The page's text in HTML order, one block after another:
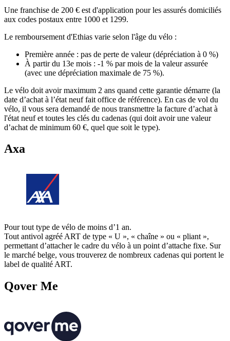
Une franchise de 200 € est d'application pour les assurés domiciliés
aux codes postaux entre 1000 et 1299.
Le remboursement d'Ethias varie selon l'âge du vélo :
Première année : pas de perte de valeur (dépréciation à 0 %)
À partir du 13e mois : -1 % par mois de la valeur assurée
(avec une dépréciation maximale de 75 %).
Le vélo doit avoir maximum 2 ans quand cette garantie démarre (la
date d’achat à l’état neuf fait office de référence). En cas de vol du
vélo, il vous sera demandé de nous transmettre la facture d’achat à
l'état neuf et toutes les clés du cadenas (qui doit avoir une valeur
d’achat de minimum 60 €, quel que soit le type).
Axa
Pour tout type de vélo de moins d’1 an.
Tout antivol agréé ART de type « U », « chaîne » ou « pliant »,
permettant d’attacher le cadre du vélo à un point d’attache fixe. Sur
le marché belge, vous trouverez de nombreux cadenas qui portent le
label de qualité ART.
Qover Me